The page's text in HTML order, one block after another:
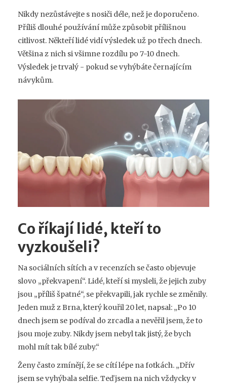
Nikdy nezůstávejte s nosiči déle, než je doporučeno.
Příliš dlouhé používání může způsobit přílišnou
citlivost. Někteří lidé vidí výsledek už po třech dnech.
Většina z nich si všimne rozdílu po 7-10 dnech.
Výsledek je trvalý - pokud se vyhýbáte černajícím
návykům.
Co říkají lidé, kteří to
vyzkoušeli?
Na sociálních sítích a v recenzích se často objevuje
slovo „překvapení“. Lidé, kteří si mysleli, že jejich zuby
jsou „příliš špatné“, se překvapili, jak rychle se změnily.
Jeden muž z Brna, který kouřil 20 let, napsal: „Po 10
dnech jsem se podíval do zrcadla a nevěřil jsem, že to
jsou moje zuby. Nikdy jsem nebyl tak jistý, že bych
mohl mít tak bílé zuby.“
Ženy často zmínějí, že se cítí lépe na fotkách. „Dřív
jsem se vyhýbala selfie. Teď jsem na nich vždycky v